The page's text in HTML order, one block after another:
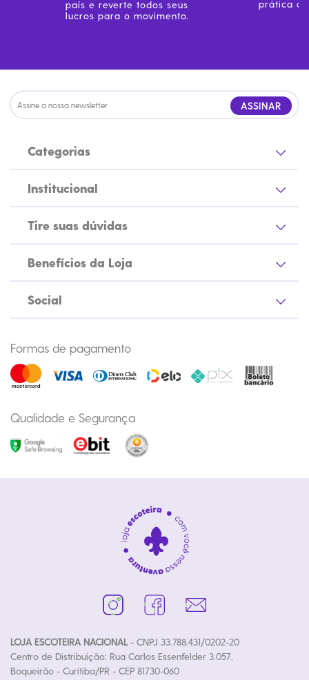
país e reverte todos seus
lucros para o movimento.
prática
ASSINAR
Categorias
Institucional
Tire suas dúvidas
Benefícios da Loja
Social
Formas de pagamento
Qualidade e Segurança
LOJA ESCOTEIRA NACIONAL- CNPJ 33.788.431/0202-20
Centro de Distribuição: Rua Carlos Essenfelder 3.057,
Boqueirão - Curitiba/PR - CEP 81730-060